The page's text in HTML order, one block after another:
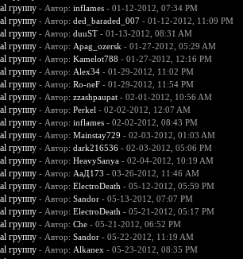
группу - Автор: inflames- 01-12-2012, 07:34 PM
группу - Автор: ded_baraded_007- 01-12-2012, 11:09 PM
группу - Автор: duuST- 01-13-2012, 08:31 AM
группу - Автор: Apag_ozersk - 01-27-2012, 05:29 AM
группу - Автор: Kamelot788 - 01-27-2012, 12:16 PM
группу - Автор: Alex34- 01-29-2012, 11:02 PM
группу - Автор: Ro-neF- 01-29-2012, 11:54 PM
группу - Автор: zzashpaupat- 02-01-2012, 10:56 AM
группу - Автор: Perkel - 02-02-2012, 12:07 AM
группу - Автор: inflames- 02-02-2012, 08:43 PM
группу - Автор: Mainstay729 - 02-03-2012, 01:03 AM
группу - Автор: dark216536- 02-03-2012, 05:06 PM
группу - Автор: HeavySanya- 02-04-2012, 10:19 AM
группу - Автор: АаД173 - 03-26-2012, 11:46 AM
группу - Автор: ElectroDeath - 05-12-2012, 05:59 PM
группу - Автор: Sandor- 05-13-2012, 07:07 PM
группу - Автор: ElectroDeath - 05-21-2012, 05:17 PM
группу - Автор: Che- 05-21-2012, 06:52 PM
группу - Автор: Sandor- 05-22-2012, 11:19 AM
группу - Автор: Alkanex - 05-23-2012, 08:35 PM